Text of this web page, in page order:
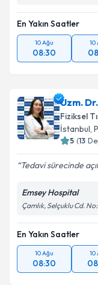
En Yakın Saatler
10 Ağu
08:30
10
Uzm.
Fiziksel
İstanbul,
5 (13
Tedavi sürecinde
Emsey Hospital
Çamlık, Selçuklu Cd.
En Yakın Saatler
10 Ağu
08:30
10